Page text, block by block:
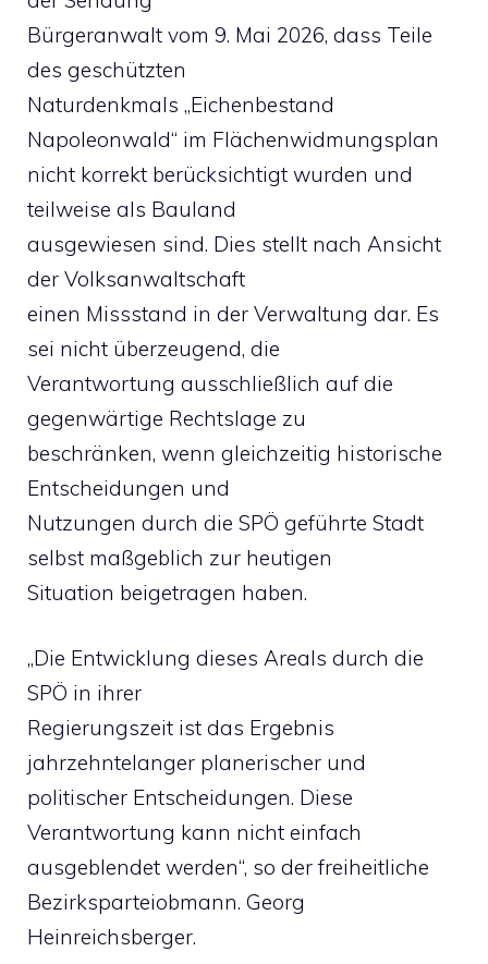
Bürgeranwalt vom 9. Mai 2026, dass Teile
des geschützten
Naturdenkmals „Eichenbestand
Napoleonwald“ im Flächenwidmungsplan
nicht korrekt berücksichtigt wurden und
teilweise als Bauland
ausgewiesen sind. Dies stellt nach Ansicht
der Volksanwaltschaft
einen Missstand in der Verwaltung dar. Es
sei nicht überzeugend, die
Verantwortung ausschließlich auf die
gegenwärtige Rechtslage zu
beschränken, wenn gleichzeitig historische
Entscheidungen und
Nutzungen durch die SPÖ geführte Stadt
selbst maßgeblich zur heutigen
Situation beigetragen haben.
„Die Entwicklung dieses Areals durch die
SPÖ in ihrer
Regierungszeit ist das Ergebnis
jahrzehntelanger planerischer und
politischer Entscheidungen. Diese
Verantwortung kann nicht einfach
ausgeblendet werden“, so der freiheitliche
Bezirksparteiobmann. Georg
Heinreichsberger.